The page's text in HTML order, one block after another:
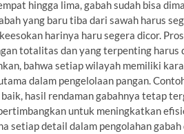
hingga lima, gabah sudah bisa
yang baru tiba dari sawah harus
harinya haru segera dicor.
totalitas dan yang terpenting harus
bahwa setiap wilayah memiliki
dalam pengelolaan pangan.
hasil rendaman gabahnya tetap
untuk meningkatkan
setiap detail dalam pengolahan